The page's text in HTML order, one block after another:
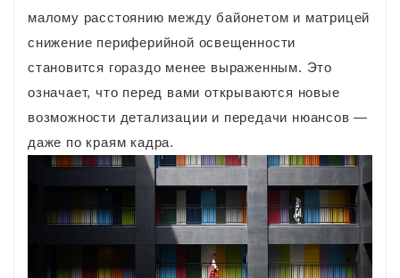
малому расстоянию между байонетом и матрицей
снижение периферийной освещенности
становится гораздо менее выраженным. Это
означает, что перед вами открываются новые
возможности детализации и передачи нюансов —
даже по краям кадра.